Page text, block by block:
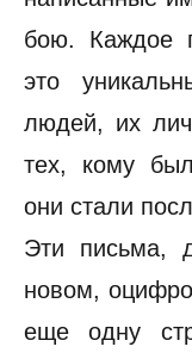
бою. Каждое
это
людей, их
тех, кому
они стали
Эти письма,
новом,
еще одну